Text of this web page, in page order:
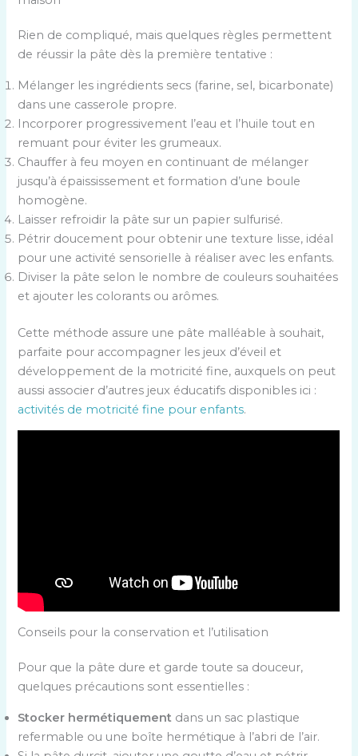
Rien de compliqué, mais quelques règles permettent
de réussir la pâte dès la première tentative :
Mélanger les ingrédients secs (farine, sel, bicarbonate)
dans une casserole propre.
Incorporer progressivement l’eau et l’huile tout en
remuant pour éviter les grumeaux.
Chauffer à feu moyen en continuant de mélanger
jusqu’à épaississement et formation d’une boule
homogène.
Laisser refroidir la pâte sur un papier sulfurisé.
Pétrir doucement pour obtenir une texture lisse, idéal
pour une activité sensorielle à réaliser avec les enfants.
Diviser la pâte selon le nombre de couleurs souhaitées
et ajouter les colorants ou arômes.
Cette méthode assure une pâte malléable à souhait,
parfaite pour accompagner les jeux d’éveil et
développement de la motricité fine, auxquels on peut
aussi associer d’autres jeux éducatifs disponibles ici :
activités de motricité fine pour enfants.
Conseils pour la conservation et l’utilisation
Pour que la pâte dure et garde toute sa douceur,
quelques précautions sont essentielles :
Stocker hermétiquement dans un sac plastique
refermable ou une boîte hermétique à l’abri de l’air.